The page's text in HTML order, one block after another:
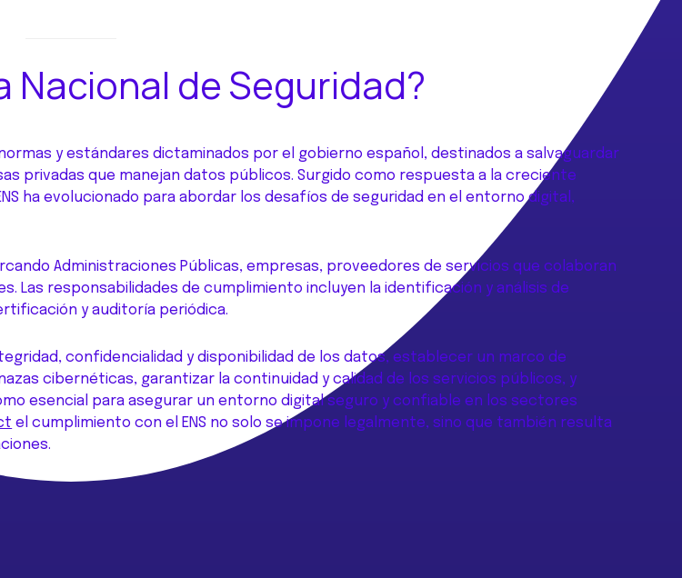
Nacional de Seguridad?
y estándares dictaminados por el gobierno español, destinados a salvaguardar
privadas que manejan datos públicos. Surgido como respuesta a la creciente
ha evolucionado para abordar los desafíos de seguridad en el entorno digital,
Administraciones Públicas, empresas, proveedores de servicios que colaboran
Las responsabilidades de cumplimiento incluyen la identificación y análisis de
y auditoría periódica.
confidencialidad y disponibilidad de los datos, establecer un marco de
cibernéticas, garantizar la continuidad y calidad de los servicios públicos, y
esencial para asegurar un entorno digital seguro y confiable en los sectores
el cumplimiento con el ENS no solo se impone legalmente, sino que también resulta